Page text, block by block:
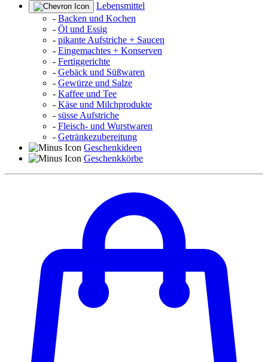
Lebensmittel
- Backen und Kochen
- Öl und Essig
- pikante Aufstriche + Saucen
- Eingemachtes + Konserven
- Fertiggerichte
- Gebäck und Süßwaren
- Gewürze und Salze
- Kaffee und Tee
- Käse und Milchprodukte
- süsse Aufstriche
- Fleisch- und Wurstwaren
- Getränkezubereitung
Geschenkideen
Geschenkkörbe